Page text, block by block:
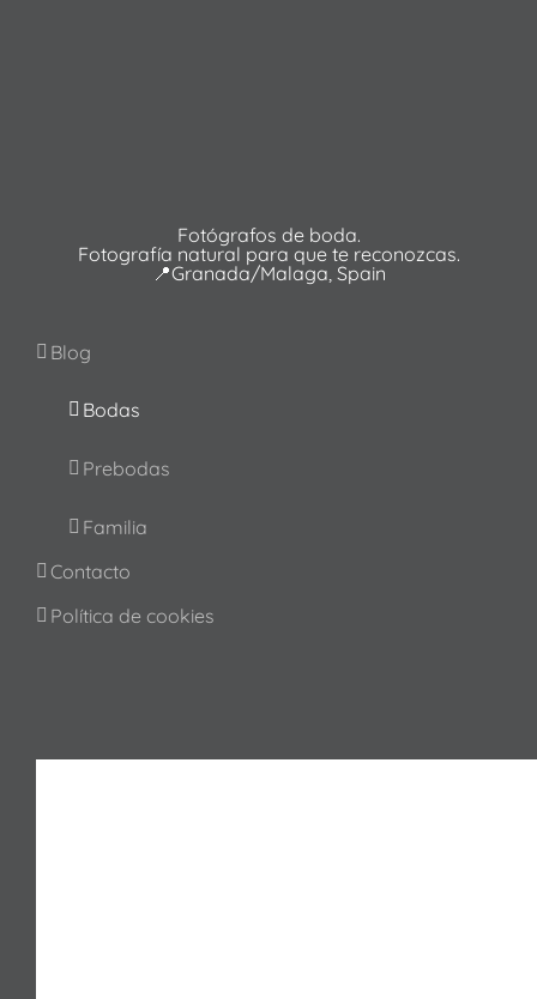
Fotógrafos de boda.
Fotografía natural para que te reconozcas.
📍Granada/Malaga, Spain
Blog
Bodas
Prebodas
Familia
Contacto
Política de cookies